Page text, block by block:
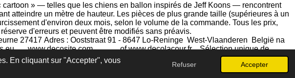
En cliquant sur "Accepter", vous
Refuser Accepter
cartoon » — telles que les chiens en ballon inspirés de Jeff Koons — rencontrent
atteindre un mètre de hauteur. Les pièces de plus grande taille (supérieures à un
d'environ deux mois, selon le volume de la commande. Tous les prix,
d'erreurs et peuvent être modifiés sans préavis.
27417 Adres : Ooststraat 91 - 8647 Lo-Reninge West-Vlaanderen België na
www.decosite.comofwww.decolacour.frSélection unique de
artisanale touche drapeau pour á